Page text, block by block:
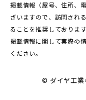
掲載情報（屋号、住所、
ざいますので、訪問され
ることを推奨しております
掲載情報に関して実際の
ください。
© ダイヤ工